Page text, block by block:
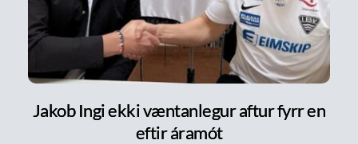
Jakob Ingi ekki væntanlegur aftur fyrr en
eftir áramót